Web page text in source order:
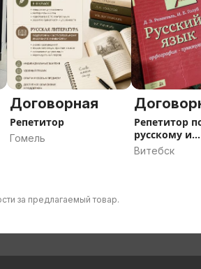
от необходимого уровня,
оптимальный вариант.
в куфаре.
Договорная
Репетитор
Гомель
Репетитор
русскому и
Витебск
за предлагаемый товар.